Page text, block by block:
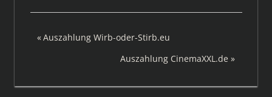
Beitragsnavigation
Vorheriger
Auszahlung Wirb-oder-Stirb.eu
Nächster
Auszahlung CinemaXXL.de